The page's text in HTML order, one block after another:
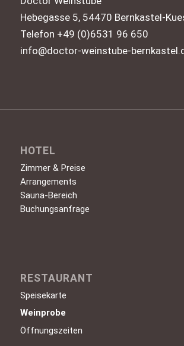
Hebegasse 5, 54470 Bernkastel-
Telefon +49 (0)6531 96 650
info@doctor-weinstube-
HOTEL
Zimmer & Preise
Arrangements
Sauna-Bereich
Buchungsanfrage
RESTAURANT
Speisekarte
Weinprobe
Öffnungszeiten